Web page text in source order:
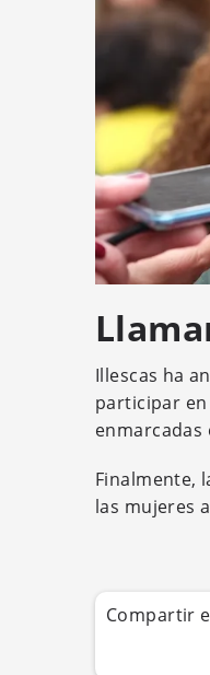
Illescas ha
participar
enmarcadas
Finalmente,
las mujeres
Compartir